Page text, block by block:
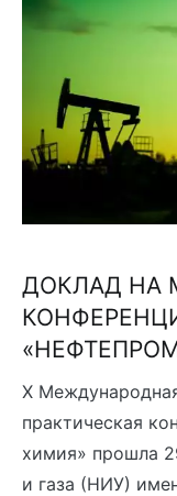
ДОКЛАД НА
X
практическая
химия» прошла
и газа (НИУ)